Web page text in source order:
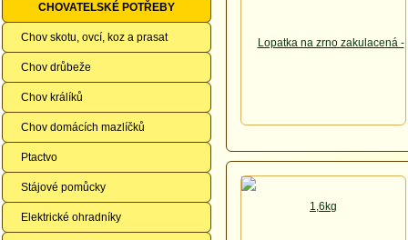
CHOVATELSKÉ POTŘEBY
Chov skotu, ovcí, koz a prasat
Chov drůbeže
Chov králíků
Chov domácích mazlíčků
Ptactvo
Stájové pomůcky
Elektrické ohradníky